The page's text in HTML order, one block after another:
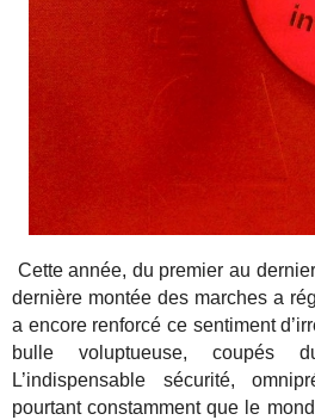
Cette année, du premier au
dernière montée des marches a
a encore renforcé ce sentiment
bulle voluptueuse, coupés
L’indispensable sécurité,
pourtant constamment que le